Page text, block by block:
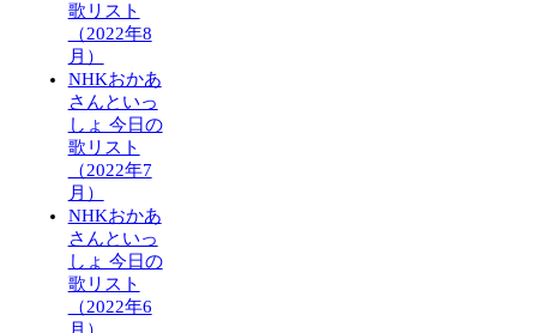
歌リスト
（2022年8
月）
NHKおかあ
さんといっ
しょ 今日の
歌リスト
（2022年7
月）
NHKおかあ
さんといっ
しょ 今日の
歌リスト
（2022年6